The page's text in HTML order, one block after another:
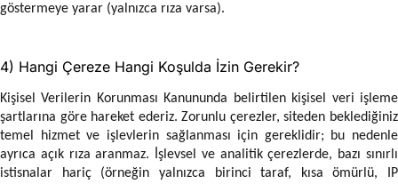
göstermeye yarar (yalnızca rıza varsa).
4) Hangi Çereze Hangi Koşulda İzin Gerekir?
Kişisel Verilerin Korunması Kanununda belirtilen kişisel veri işleme
şartlarına göre hareket ederiz. Zorunlu çerezler, siteden beklediğiniz
temel hizmet ve işlevlerin sağlanması için gereklidir; bu nedenle
ayrıca açık rıza aranmaz. İşlevsel ve analitik çerezlerde, bazı sınırlı
istisnalar hariç (örneğin yalnızca birinci taraf, kısa ömürlü, IP